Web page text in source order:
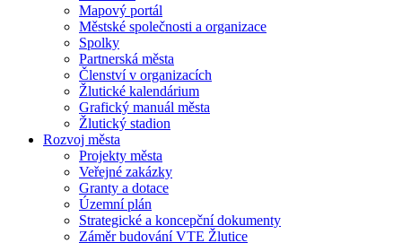
Mapový portál
Městské společnosti a organizace
Spolky
Partnerská města
Členství v organizacích
Žlutické kalendárium
Grafický manuál města
Žlutický stadion
Rozvoj města
Projekty města
Veřejné zakázky
Granty a dotace
Územní plán
Strategické a koncepční dokumenty
Záměr budování VTE Žlutice